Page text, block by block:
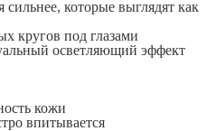
которые выглядят как
кругов под глазами
осветляющий эффект
кожи
впитывается